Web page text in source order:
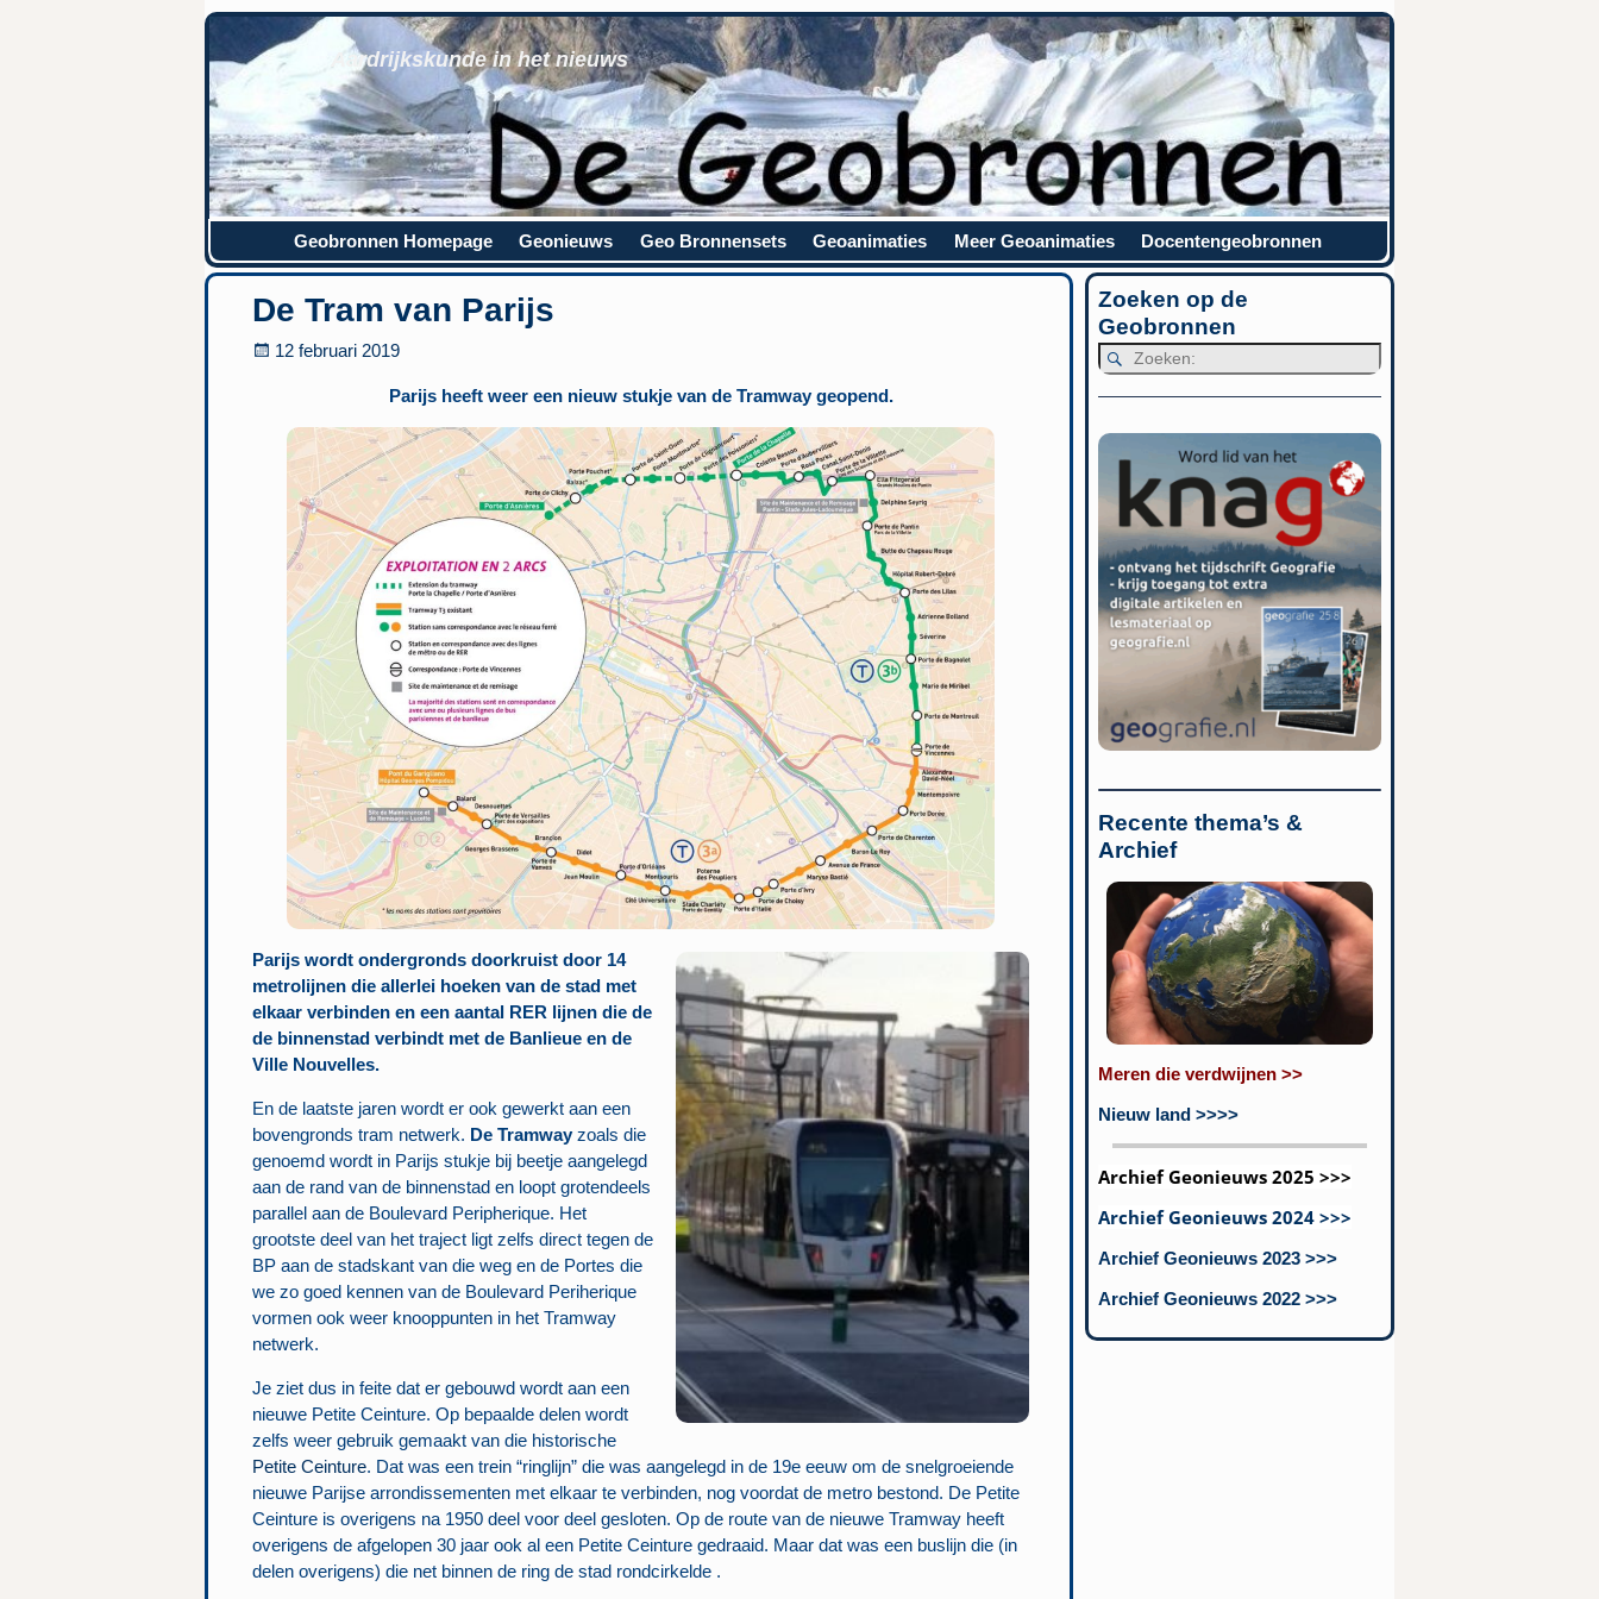
Aardrijkskunde in het nieuws
Geobronnen Homepage Geonieuws Geo Bronnensets Geoanimaties Meer Geoanimaties Docentengeobronnen
De Tram van Parijs
12 februari 2019
Parijs heeft weer een nieuw stukje van de Tramway geopend.
Parijs wordt ondergronds doorkruist door 14
metrolijnen die allerlei hoeken van de stad met
elkaar verbinden en een aantal RER lijnen die de
de binnenstad verbindt met de Banlieue en de
Ville Nouvelles.
En de laatste jaren wordt er ook gewerkt aan een
bovengronds tram netwerk. De Tramwayzoals die
genoemd wordt in Parijs stukje bij beetje aangelegd
aan de rand van de binnenstad en loopt grotendeels
parallel aan de Boulevard Peripherique. Het
grootste deel van het traject ligt zelfs direct tegen de
BP aan de stadskant van die weg en de Portes die
we zo goed kennen van de Boulevard Periherique
vormen ook weer knooppunten in het Tramway
netwerk.
Je ziet dus in feite dat er gebouwd wordt aan een
nieuwe Petite Ceinture. Op bepaalde delen wordt
zelfs weer gebruik gemaakt van die historische
Petite Ceinture. Dat was een trein “ringlijn” die was aangelegd in de 19e eeuw om de snelgroeiende
nieuwe Parijse arrondissementen met elkaar te verbinden, nog voordat de metro bestond. De Petite
Ceinture is overigens na 1950 deel voor deel gesloten. Op de route van de nieuwe Tramway heeft
overigens de afgelopen 30 jaar ook al een Petite Ceinture gedraaid. Maar dat was een buslijn die (in
delen overigens) die net binnen de ring de stad rondcirkelde .
Zoeken op de
Geobronnen
Recente thema’s &
Archief
Meren die verdwijnen >>
Nieuw land >>>>
Archief Geonieuws 2025 >>>
Archief Geonieuws 2024 >>>
Archief Geonieuws 2023 >>>
Archief Geonieuws 2022 >>>